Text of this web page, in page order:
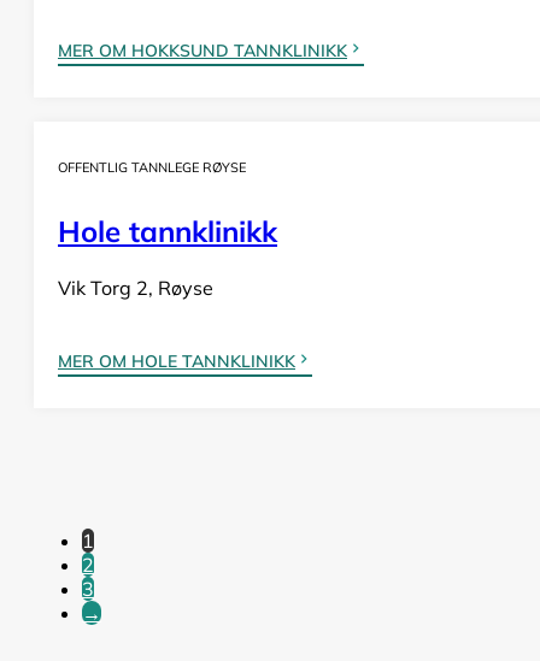
MER OM HOKKSUND TANNKLINIKK
OFFENTLIG TANNLEGE RØYSE
Hole tannklinikk
Vik Torg 2, Røyse
MER OM HOLE TANNKLINIKK
1
2
3
→